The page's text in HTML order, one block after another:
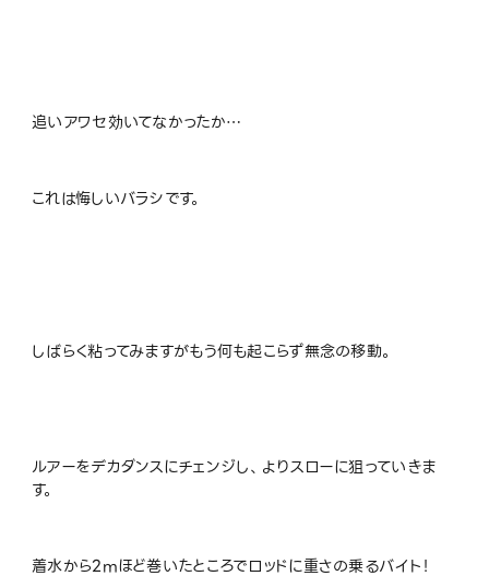
追いアワセ効いてなかったか…
これは悔しいバラシです。
しばらく粘ってみますがもう何も起こらず無念の移動。
ルアーをデカダンスにチェンジし、よりスローに狙っていきま
す。
着水から2mほど巻いたところでロッドに重さの乗るバイト！